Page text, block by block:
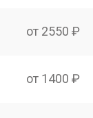
от 2550 ₽
от 1400 ₽